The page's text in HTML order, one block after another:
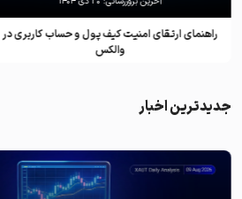
راهنمای ارتقای امنیت کیف پول و حساب کاربری در
والکس
جدیدترین اخبار